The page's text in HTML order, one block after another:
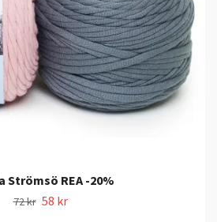
Strömsö REA -20%
72 kr 58 kr